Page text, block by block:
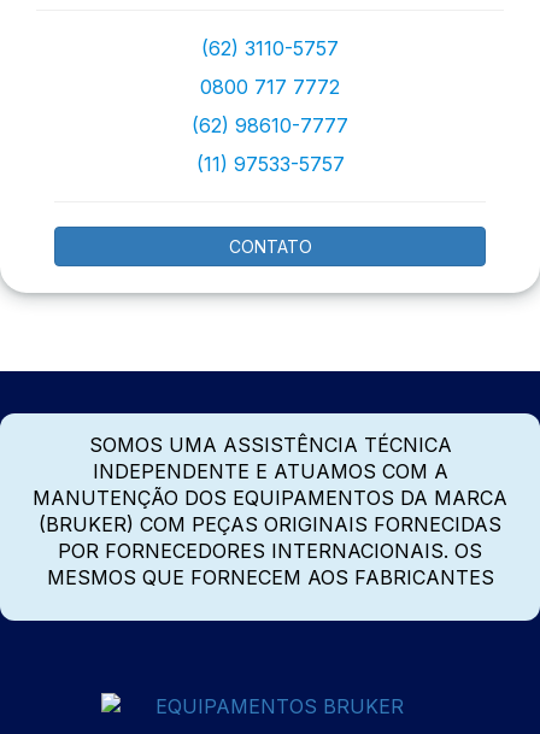
(62) 3110-5757
0800 717 7772
(62) 98610-7777
(11) 97533-5757
CONTATO
SOMOS UMA ASSISTÊNCIA TÉCNICA
INDEPENDENTE E ATUAMOS COM A
MANUTENÇÃO DOS EQUIPAMENTOS DA MARCA
(BRUKER) COM PEÇAS ORIGINAIS FORNECIDAS
POR FORNECEDORES INTERNACIONAIS. OS
MESMOS QUE FORNECEM AOS FABRICANTES